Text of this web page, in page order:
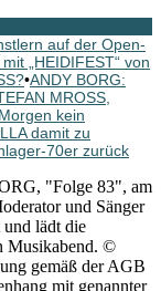
auf der Open-
„HEIDIFEST“ von
•ANDY BORG:
MROSS,
kein
damit zu
70er zurück